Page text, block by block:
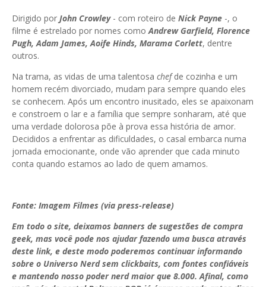
Dirigido por John Crowley- com roteiro de Nick Payne -, o
filme é estrelado por nomes comoAndrew Garfield, Florence
Pugh, Adam James, Aoife Hinds, Marama Corlett, dentre
outros.
Na trama, as vidas de uma talentosa chefde cozinha e um
homem recém divorciado, mudam para sempre quando eles
se conhecem. Após um encontro inusitado, eles se apaixonam
e constroem o lar e a família que sempre sonharam, até que
uma verdade dolorosa põe à prova essa história de amor.
Decididos a enfrentar as dificuldades, o casal embarca numa
jornada emocionante, onde vão aprender que cada minuto
conta quando estamos ao lado de quem amamos.
Fonte: Imagem Filmes (via press-release)
Em todo o site, deixamos banners de sugestões de compra
geek, mas você pode nos ajudar fazendo uma busca através
deste link, e deste modo poderemos continuar informando
sobre o Universo Nerd sem clickbaits, com fontes confiáveis
e mantendo nosso poder nerd maior que 8.000. Afinal, como